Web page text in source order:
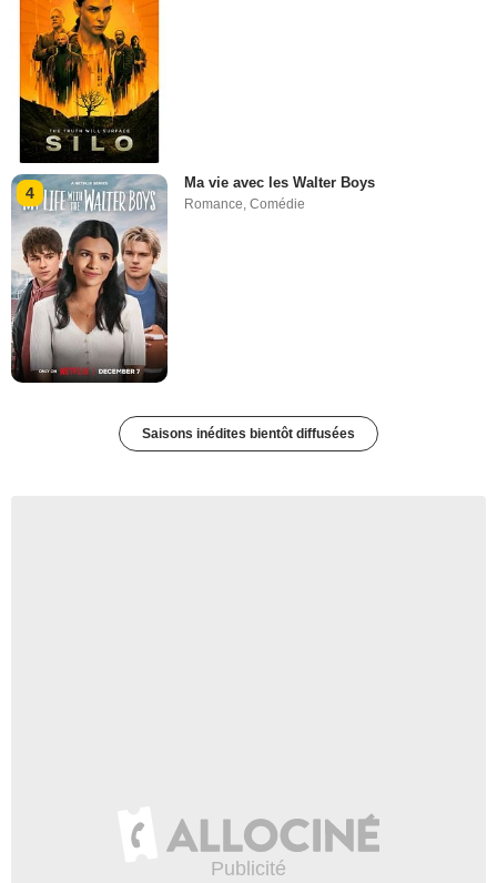
4
Ma vie avec les Walter Boys
Romance ,Comédie
Saisons inédites bientôt diffusées